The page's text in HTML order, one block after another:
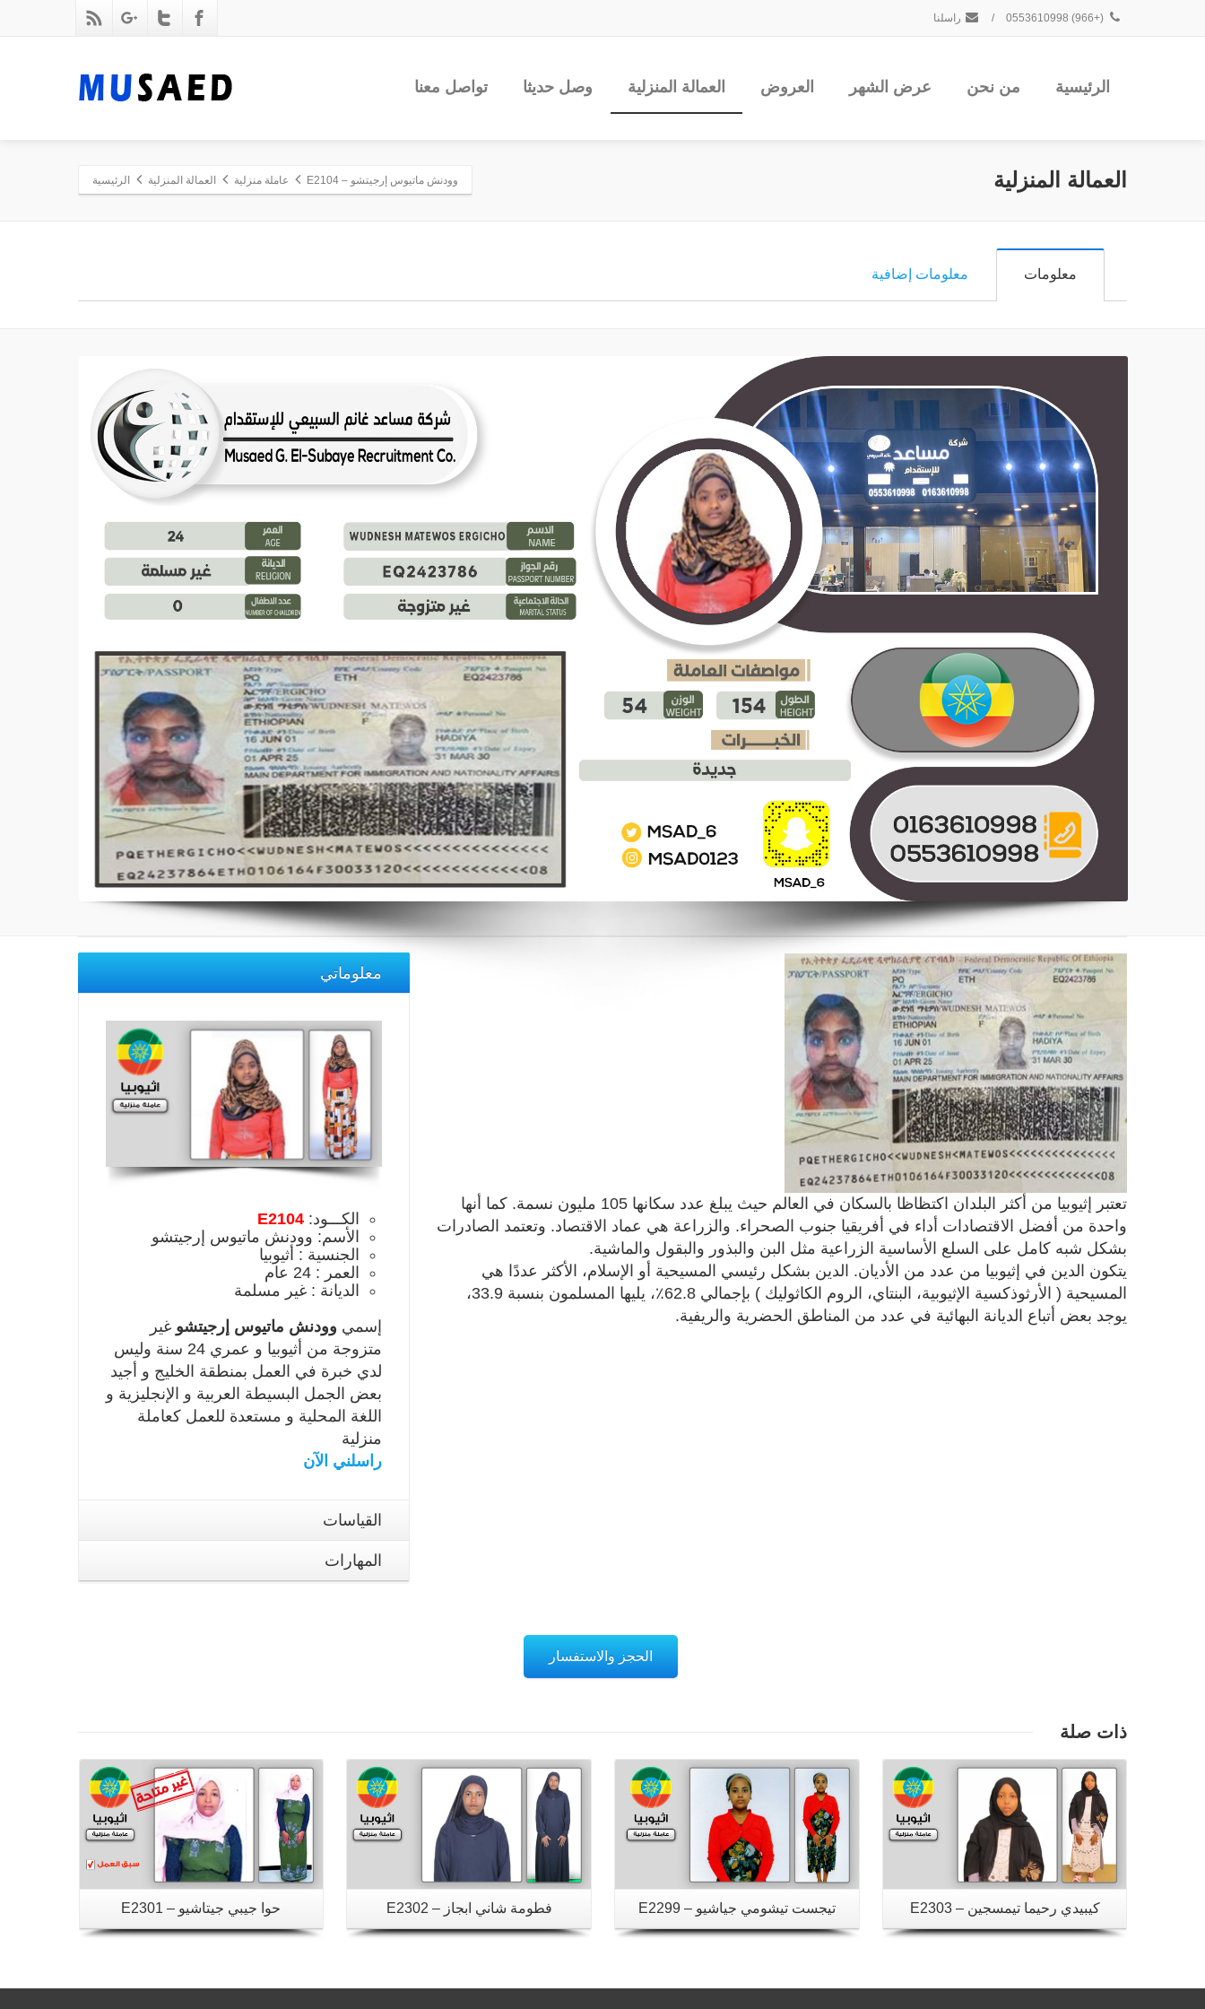
(+966) 0553610998
/ راسلنا
الرئيسية من نحن عرض الشهر العروض العمالة المنزلية وصل حديثا تواصل معنا
العمالة المنزلية وودنش ماتيوس إرجيتشو – E2104 عاملة منزلية العمالة المنزلية الرئيسية
معلومات معلومات إضافية
معلوماتي
الكـــود: E2104
الأسم: وودنش ماتيوس إرجيتشو
الجنسية : أثيوبيا
العمر : 24 عام
الديانة : غير مسلمة
إسمي وودنش ماتيوس إرجيتشو غير
متزوجة من أثيوبيا و عمري 24 سنة وليس
لدي خبرة في العمل بمنطقة الخليج و أجيد
بعض الجمل البسيطة العربية و الإنجليزية و
اللغة المحلية و مستعدة للعمل كعاملة
منزلية
راسلني الآن
القياسات
المهارات
تعتبر إثيوبيا من أكثر البلدان اكتظاظا بالسكان في العالم حيث يبلغ عدد سكانها 105 مليون نسمة. كما أنها
واحدة من أفضل الاقتصادات أداء في أفريقيا جنوب الصحراء. والزراعة هي عماد الاقتصاد. وتعتمد الصادرات
بشكل شبه كامل على السلع الأساسية الزراعية مثل البن والبذور والبقول والماشية.
يتكون الدين في إثيوبيا من عدد من الأديان. الدين بشكل رئيسي المسيحية أو الإسلام، الأكثر عددًا هي
المسيحية ( الأرثوذكسية الإثيوبية، البنتاي، الروم الكاثوليك ) بإجمالي 62.8٪، يليها المسلمون بنسبة 33.9،
يوجد بعض أتباع الديانة البهائية في عدد من المناطق الحضرية والريفية.
الحجز والاستفسار
ذات صلة
حوا جيبي جيتاشيو – E2301 فطومة شاني ابجاز – E2302 تيجست تيشومي جياشيو – E2299 كيبيدي رحيما تيمسجين – E2303